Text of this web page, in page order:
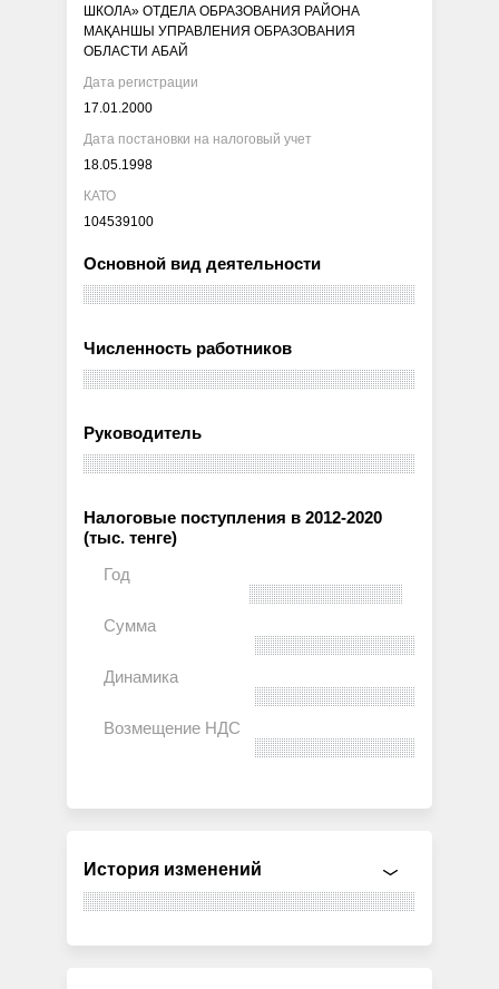
ШКОЛА» ОТДЕЛА ОБРАЗОВАНИЯ РАЙОНА
МАҚАНШЫ УПРАВЛЕНИЯ ОБРАЗОВАНИЯ
ОБЛАСТИ АБАЙ
Дата регистрации
17.01.2000
Дата постановки на налоговый учет
18.05.1998
КАТО
104539100
Основной вид деятельности
Численность работников
Руководитель
Налоговые поступления в 2012-2020
(тыс. тенге)
История изменений